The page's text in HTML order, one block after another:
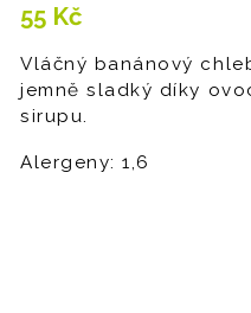
55 Kč
Vláčný banánový
jemně sladký díky
sirupu.
Alergeny: 1,6